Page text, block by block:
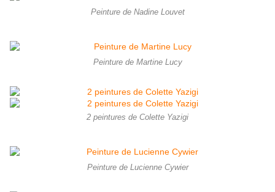
Peinture de Nadine Louvet
Peinture de Martine Lucy
2 peintures de Colette Yazigi
Peinture de Lucienne Cywier